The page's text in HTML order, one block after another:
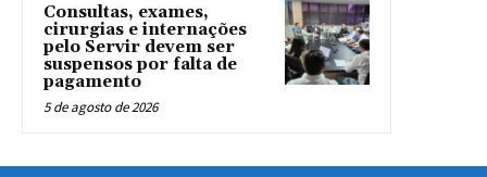
Consultas, exames,
cirurgias e internações
pelo Servir devem ser
suspensos por falta de
pagamento
5 de agosto de 2026